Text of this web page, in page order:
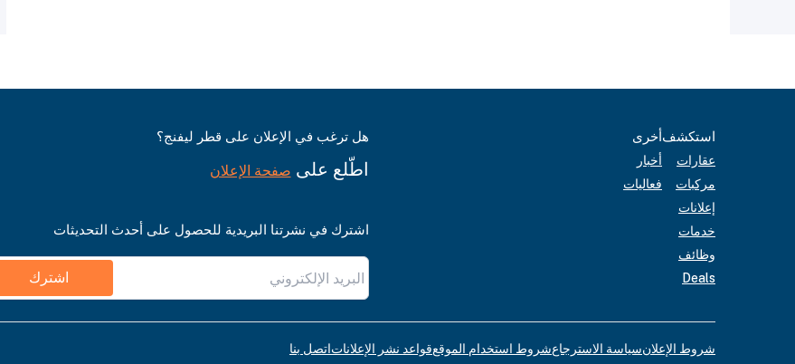
استكشف
عقارات
مركبات
إعلانات
خدمات
وظائف
Deals
أخرى
أخبار
فعاليات
هل ترغب في الإعلان على قطر ليفنج؟
اطّلع على صفحة الإعلان
اشترك في نشرتنا البريدية للحصول على أحدث التحديثات
اشترك
شروط الإعلانسياسة الاسترجاعشروط استخدام الموقعقواعد نشر الإعلاناتاتصل بنا